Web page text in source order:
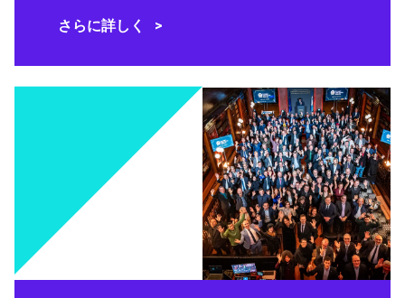
さらに詳しく